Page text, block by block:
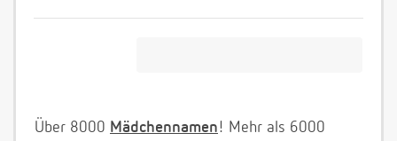
Über 8000 Mädchennamen! Mehr als 6000